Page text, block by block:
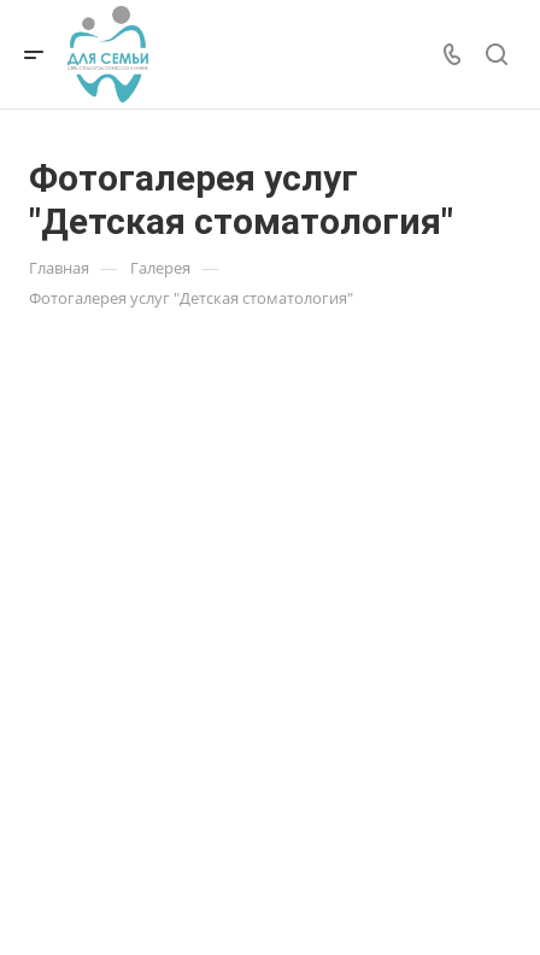
Фотогалерея услуг
"Детская стоматология"
Главная — Галерея —
Фотогалерея услуг "Детская стоматология"